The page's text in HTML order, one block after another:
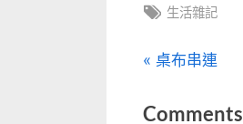
Tags:
生活雜記
文
章
P
e
桌布串連
Comments